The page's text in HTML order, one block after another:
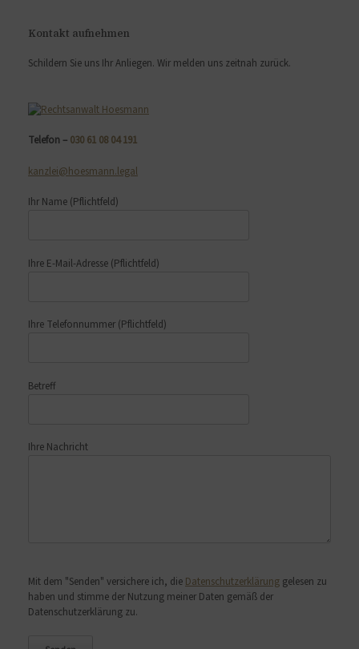
Kontakt aufnehmen
Schildern Sie uns Ihr Anliegen. Wir melden uns zeitnah zurück.
Telefon – 030 61 08 04 191
kanzlei@hoesmann.legal
Ihr Name (Pflichtfeld)
Ihre E-Mail-Adresse (Pflichtfeld)
Ihre Telefonnummer (Pflichtfeld)
Betreff
Ihre Nachricht
Mit dem "Senden" versichere ich, die Datenschutzerklärung gelesen zu
haben und stimme der Nutzung meiner Daten gemäß der
Datenschutzerklärung zu.